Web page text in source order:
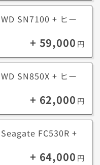
SN7100 + ヒー
+ 59,000 円
SN850X + ヒー
+ 62,000 円
FC530R +
+ 64,000 円